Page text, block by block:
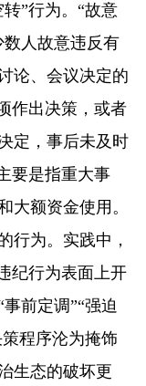
”行为。“故意
人故意违反有
论、会议决定的
作出决策，或者
定，事后未及时
要是指重大事
大额资金使用。
为。实践中，
纪行为表面上开
前定调”“强迫
程序沦为掩饰
生态的破坏更